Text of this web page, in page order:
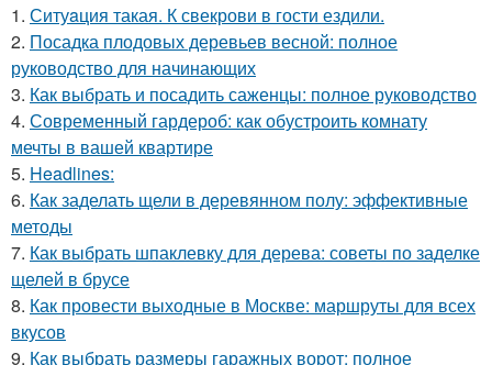
1. Ситуaция такая. К свекрови в гости ездили.
2. Посадка плодовых деревьев весной: полное
руководство для начинающих
3. Как выбрать и посадить саженцы: полное руководство
4. Современный гардероб: как обустроить комнату
мечты в вашей квартире
5. Headlines:
6. Как заделать щели в деревянном полу: эффективные
методы
7. Как выбрать шпаклевку для дерева: советы по заделке
щелей в брусе
8. Как провести выходные в Москве: маршруты для всех
вкусов
9. Как выбрать размеры гаражных ворот: полное